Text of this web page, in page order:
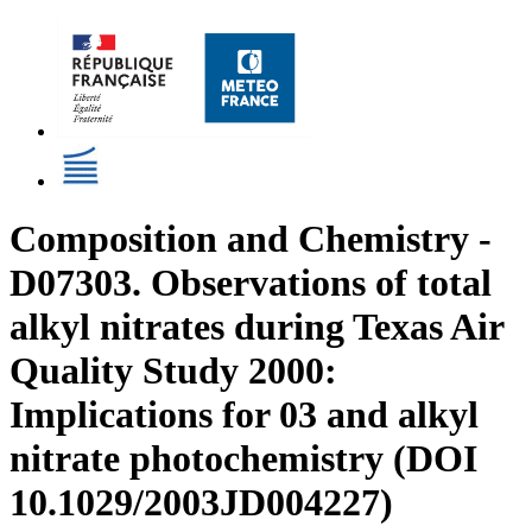
Composition and Chemistry -
D07303. Observations of total
alkyl nitrates during Texas Air
Quality Study 2000:
Implications for 03 and alkyl
nitrate photochemistry (DOI
10.1029/2003JD004227)